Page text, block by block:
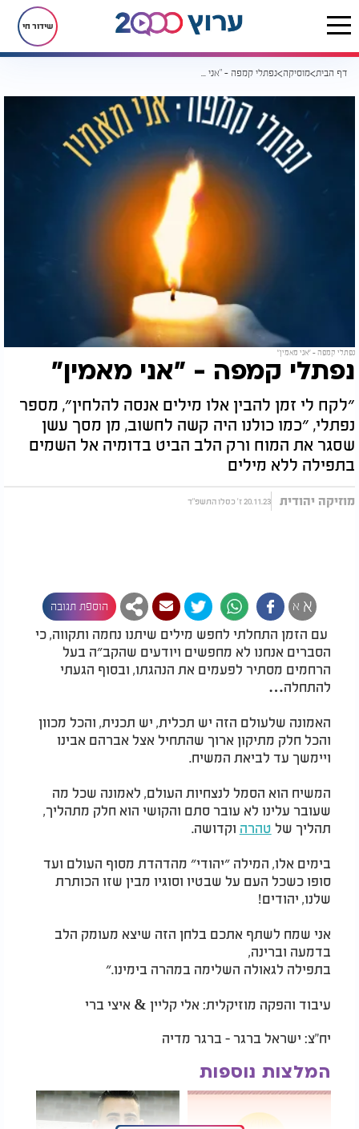
שידור חי
דף הבית מוסיקה נפתלי קמפה - "אני מאמין"
נפתלי קמפה - "אני מאמין"
נפתלי קמפה - "אני מאמין"
״לקח לי זמן להבין אלו מילים אנסה להלחין״, מספר
נפתלי, ״כמו כולנו היה קשה לחשוב, מן מסך עשן
שסגר את המוח ורק הלב הביט בדומיה אל השמים
בתפילה ללא מילים
מוזיקה יהודית 20.11.23 ז' כסלו התשפ"ד
א א הוספת תגובה
עם הזמן התחלתי לחפש מילים שיתנו נחמה ותקווה, כי
הסברים אנחנו לא מחפשים ויודעים שהקב״ה בעל
הרחמים מסתיר לפעמים את הנהגתו, ובסוף הגעתי
להתחלה…
האמונה שלעולם הזה יש תכלית, יש תכנית, והכל מכוון
והכל חלק מתיקון ארוך שהתחיל אצל אברהם אבינו
ויימשך עד לביאת המשיח.
המשיח הוא הסמל לנצחיות העולם, לאמונה שכל מה
שעובר עלינו לא עובר סתם והקושי הוא חלק מתהליך,
תהליך של טהרה וקדושה.
בימים אלו, המילה ״יהודי״ מהדהדת מסוף העולם ועד
סופו כשכל העם על שבטיו וסוגיו מבין שזו הכותרת
שלנו, יהודים!
אני שמח לשתף אתכם בלחן הזה שיצא מעומק הלב
בדמעה וברינה,
בתפילה לגאולה השלימה במהרה בימינו.״
עיבוד והפקה מוזיקלית: אלי קליין & איצי ברי
יח"צ: ישראל ברגר - ברגר מדיה
המלצות נוספות